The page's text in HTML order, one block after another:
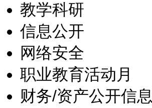
教学科研
信息公开
网络安全
职业教育活动月
财务/资产公开信息